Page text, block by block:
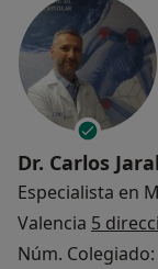
Dr. Carlos
Especialista en
Valencia 5
Núm.